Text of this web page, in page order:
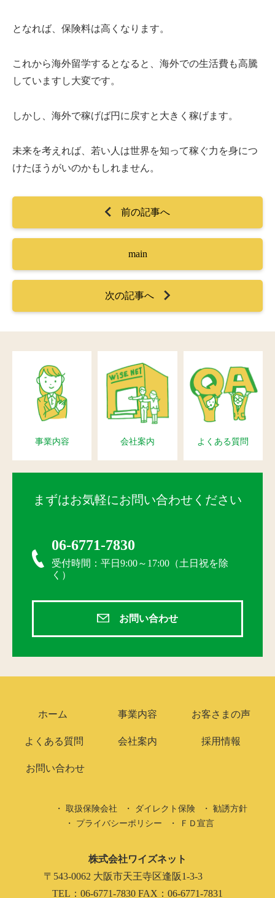
となれば、保険料は高くなります。
これから海外留学するとなると、海外での生活費も高騰
していますし大変です。
しかし、海外で稼げば円に戻すと大きく稼げます。
未来を考えれば、若い人は世界を知って稼ぐ力を身につ
けたほうがいのかもしれません。
前の記事へ
main
次の記事へ
事業内容 会社案内 よくある質問
まずはお気軽にお問い合わせください
06-6771-7830
受付時間：平日9:00～17:00（土日祝を除
く）
お問い合わせ
ホーム 事業内容 お客さまの声
よくある質問 会社案内 採用情報
お問い合わせ
取扱保険会社 ダイレクト保険
勧誘方針
プライバシーポリシー
ＦＤ宣言
株式会社ワイズネット
〒543-0062 大阪市天王寺区逢阪1-3-3
TEL：06-6771-7830 FAX：06-6771-7831